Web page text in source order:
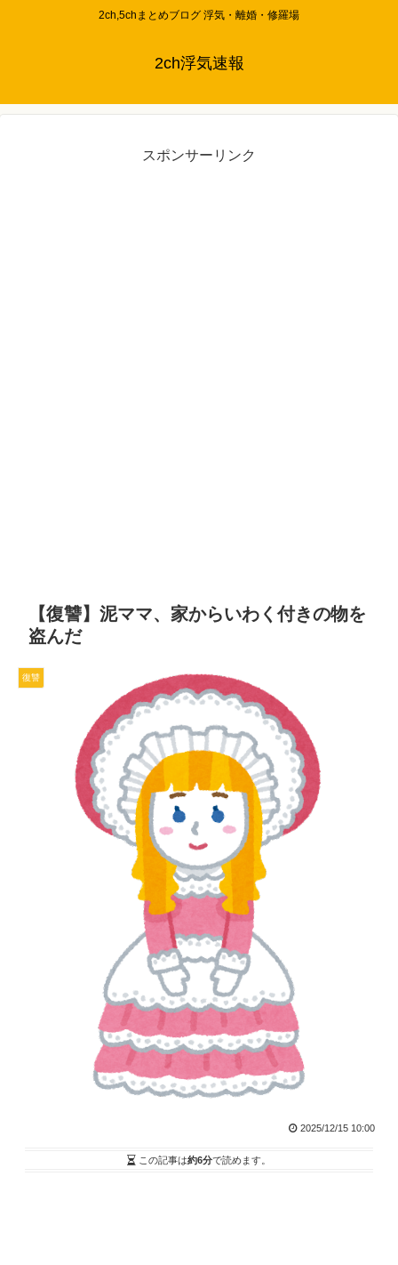
2ch,5chまとめブログ 浮気・離婚・修羅場
2ch浮気速報
スポンサーリンク
【復讐】泥ママ、家からいわく付きの物を
盗んだ
復讐
2025/12/15 10:00
この記事は約6分で読めます。